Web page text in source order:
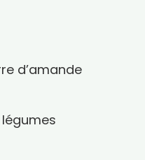
d’amande